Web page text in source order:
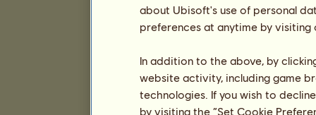
about Ubisoft's use of personal
preferences at anytime by
In addition to the above, by
website activity, including game
technologies. If you wish to
by visiting the “Set Cookie